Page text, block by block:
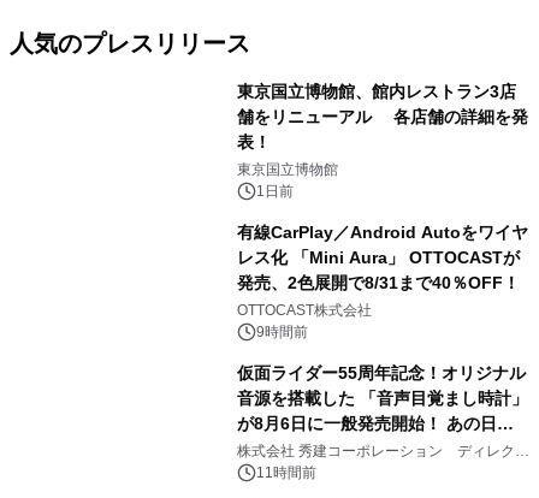
人気のプレスリリース
東京国立博物館、館内レストラン3店
舗をリニューアル 各店舗の詳細を発
表！
東京国立博物館
1日前
有線CarPlay／Android Autoをワイヤ
レス化 「Mini Aura」 OTTOCASTが
発売、2色展開で8/31まで40％OFF！
OTTOCAST株式会社
9時間前
仮面ライダー55周年記念！オリジナル
音源を搭載した 「音声目覚まし時計」
が8月6日に一般発売開始！ あの日の
大興奮が今甦る
株式会社 秀建コーポレーション ディレクト
アートギャラリー
11時間前